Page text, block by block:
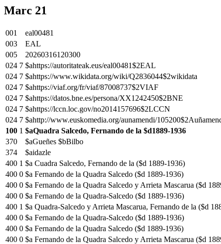
Marc 21
001
eal00481
003
EAL
005
20260316120300
024 7 $ahttps://autoritateak.eus/eal00481$2EAL
024 7 $ahttps://www.wikidata.org/wiki/Q2836044$2wikidata
024 7 $ahttps://viaf.org/fr/viaf/87008737$2VIAF
024 7 $ahttps://datos.bne.es/persona/XX1242450$2BNE
024 7 $ahttps://lccn.loc.gov/no2014157696$2LCCN
024 7 $ahttp://www.euskomedia.org/aunamendi/
100 1 $aQuadra Salcedo, Fernando de la $d1889-1936
370
$aGueñes $bBilbo
374
$aidazle
400 1 $a Cuadra Salcedo, Fernando de la ($d 1889-1936)
400 0 $a Fernando de la Quadra Salcedo ($d 1889-1936)
400 0 $a Fernando de la Quadra Salcedo y Arrieta Mascarua ($d
400 0 $a Fernando de la Quadra-Salcedo ($d 1889-1936)
400 1 $a Quadra-Salcedo y Arrieta Mascarua, Fernando de la ($d
400 0 $a Fernando de la Quadra-Salcedo ($d 1889-1936)
400 0 $a Fernando de la Quadra Salcedo ($d 1889-1936)
400 0 $a Fernando de la Quadra Salcedo y Arrieta Mascarua ($d